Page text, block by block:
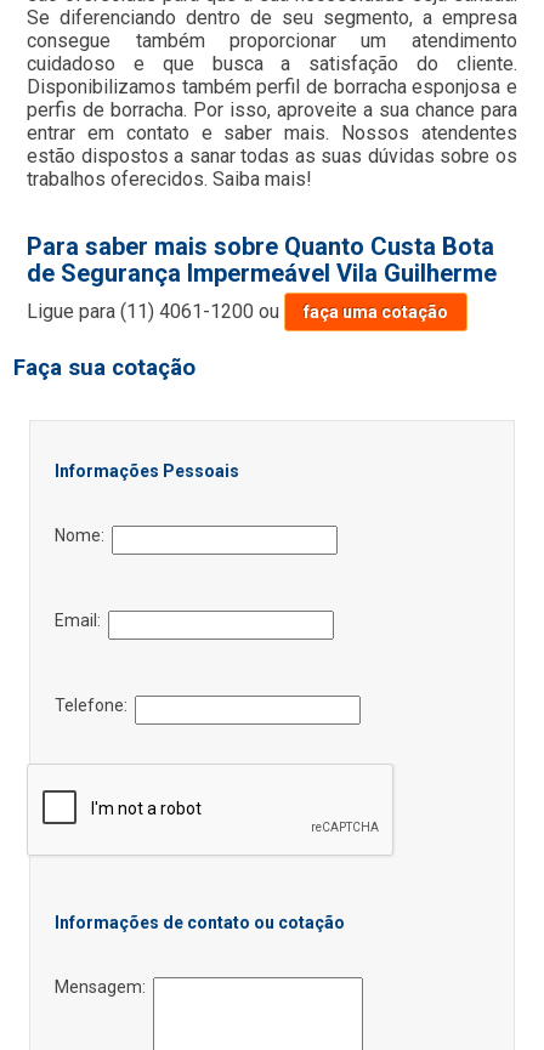
Se diferenciando dentro de seu segmento, a empresa
consegue também proporcionar um atendimento
cuidadoso e que busca a satisfação do cliente.
Disponibilizamos também perfil de borracha esponjosa e
perfis de borracha. Por isso, aproveite a sua chance para
entrar em contato e saber mais. Nossos atendentes
estão dispostos a sanar todas as suas dúvidas sobre os
trabalhos oferecidos. Saiba mais!
Para saber mais sobre Quanto Custa Bota
de Segurança Impermeável Vila Guilherme
Ligue para(11) 4061-1200 ou faça uma cotação
Faça sua cotação
Informações Pessoais
Nome:
Email:
Telefone:
Informações de contato ou cotação
Mensagem: